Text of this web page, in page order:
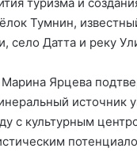
Тумнин,
село Датта и реку
Ярцева
с культурным